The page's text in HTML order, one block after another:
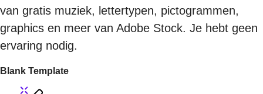
van gratis muziek, lettertypen, pictogrammen,
graphics en meer van Adobe Stock. Je hebt geen
ervaring nodig.
Blank Template